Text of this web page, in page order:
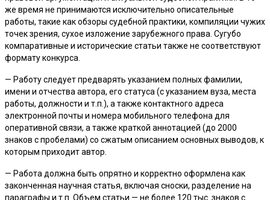
же время не принимаются исключительно описательные
работы, такие как обзоры судебной практики, компиляции чужих
точек зрения, сухое изложение зарубежного права. Сугубо
компаративные и исторические статьи также не соответствуют
формату конкурса.
— Работу следует предварять указанием полных фамилии,
имени и отчества автора, его статуса (с указанием вуза, места
работы, должности и т.п.), а также контактного адреса
электронной почты и номера мобильного телефона для
оперативной связи, а также краткой аннотацией (до 2000
знаков с пробелами) со сжатым описанием основных выводов, к
которым приходит автор.
— Работа должна быть опрятно и корректно оформлена как
законченная научная статья, включая сноски, разделение на
параграфы и т.п. Объем статьи — не более 120 тыс. знаков с